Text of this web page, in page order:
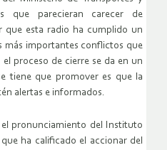
que parecieran carecer de
que esta radio ha cumplido un
más importantes conflictos que
proceso de cierre se da en un
tiene que promover es que la
alertas e informados.
pronunciamiento del Instituto
ha calificado el accionar del